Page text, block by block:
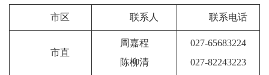
市区 联系人 联系电话
市直
周嘉程
陈柳清
027-65683224
027-82243223